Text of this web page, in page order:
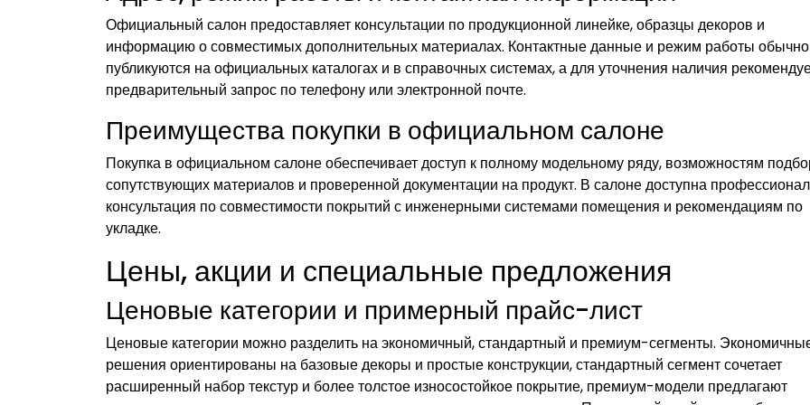
Официальный салон предоставляет консультации по продукционной линейке, образцы декоров и
информацию о совместимых дополнительных материалах. Контактные данные и режим работы обычно
публикуются на официальных каталогах и в справочных системах, а для уточнения наличия
предварительный запрос по телефону или электронной почте.
Преимущества покупки в официальном салоне
Покупка в официальном салоне обеспечивает доступ к полному модельному ряду, возможностям
сопутствующих материалов и проверенной документации на продукт. В салоне доступна
консультация по совместимости покрытий с инженерными системами помещения и рекомендациям по
укладке.
Цены, акции и специальные предложения
Ценовые категории и примерный прайс-лист
Ценовые категории можно разделить на экономичный, стандартный и премиум-сегменты.
решения ориентированы на базовые декоры и простые конструкции, стандартный сегмент сочетает
расширенный набор текстур и более толстое износостойкое покрытие, премиум-модели предлагают